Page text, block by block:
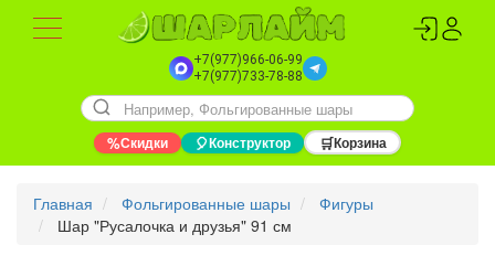
+7(977)966-06-99
+7(977)733-78-88
%Скидки 🎈Конструктор 🛒Корзина
Главная Фольгированные шары
Фигуры
Шар "Русалочка и друзья" 91 см